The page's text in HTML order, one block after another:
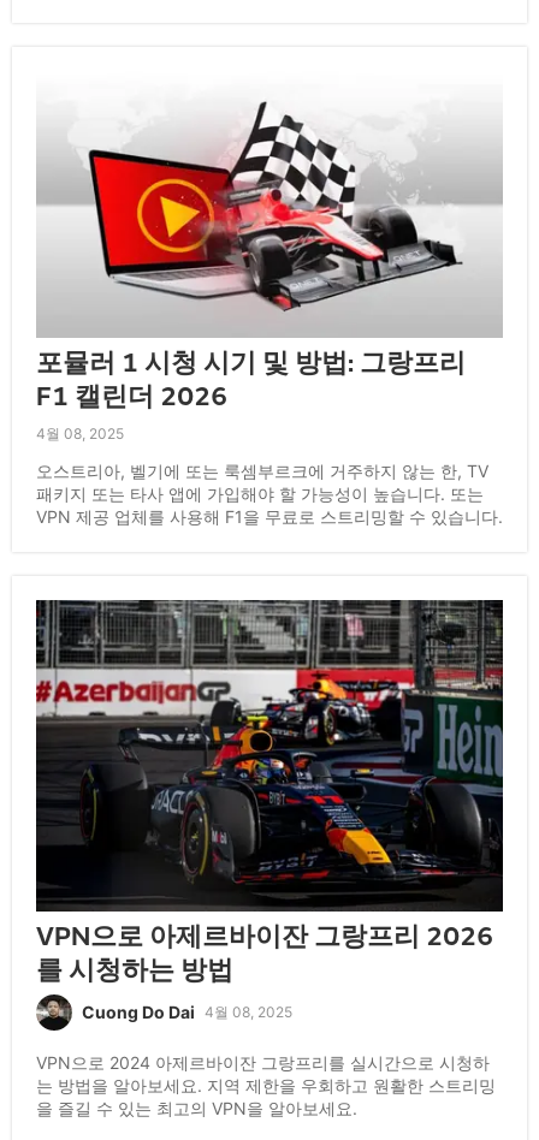
포뮬러 1 시청 시기 및 방법: 그랑프리
F1 캘린더 2026
4월 08, 2025
오스트리아, 벨기에 또는 룩셈부르크에 거주하지 않는 한, TV
패키지 또는 타사 앱에 가입해야 할 가능성이 높습니다. 또는
VPN 제공 업체를 사용해 F1을 무료로 스트리밍할 수 있습니다.
VPN으로 아제르바이잔 그랑프리 2026
를 시청하는 방법
Cuong Do Dai 4월 08, 2025
VPN으로 2024 아제르바이잔 그랑프리를 실시간으로 시청하
는 방법을 알아보세요. 지역 제한을 우회하고 원활한 스트리밍
을 즐길 수 있는 최고의 VPN을 알아보세요.